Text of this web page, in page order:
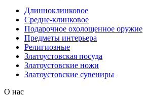
Длинноклинковое
Средне-клинковое
Подарочное охолощенное оружие
Предметы интерьера
Религиозные
Златоустовская посуда
Златоустовские ножи
Златоустовские сувениры
О нас